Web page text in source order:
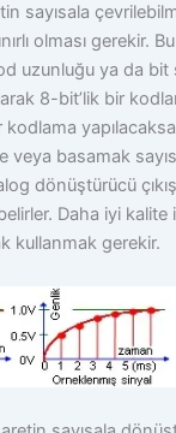
sayısala
olması gerekir.
uzunluğu ya da bit
8-bit’lik bir
kodlama
veya basamak
dönüştürücü
Daha iyi
kullanmak gerekir.